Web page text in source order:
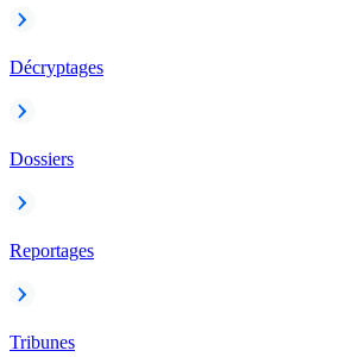
Décryptages
Dossiers
Reportages
Tribunes